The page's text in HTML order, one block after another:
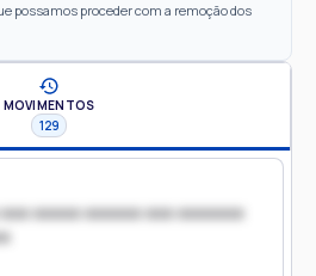
possamos proceder com a remoção dos
MOVIMENTOS
129
xxxxx xxxxxx xxx xxxxxxx